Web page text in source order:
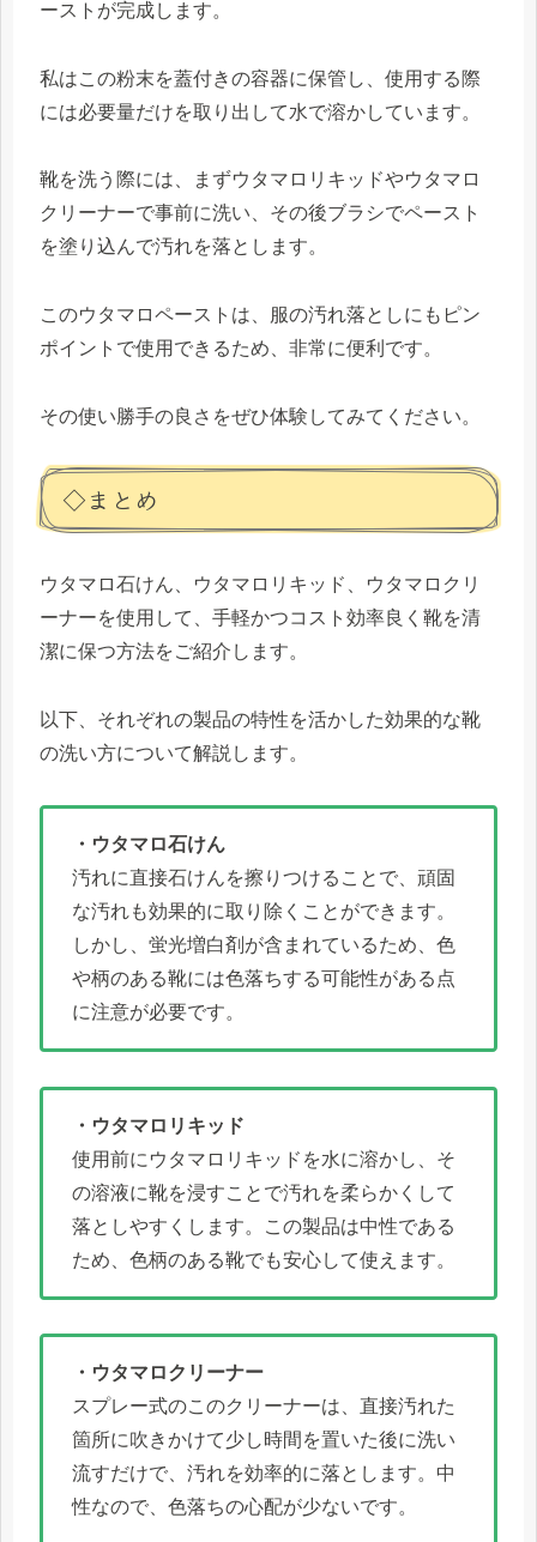
ーストが完成します。
私はこの粉末を蓋付きの容器に保管し、使用する際
には必要量だけを取り出して水で溶かしています。
靴を洗う際には、まずウタマロリキッドやウタマロ
クリーナーで事前に洗い、その後ブラシでペースト
を塗り込んで汚れを落とします。
このウタマロペーストは、服の汚れ落としにもピン
ポイントで使用できるため、非常に便利です。
その使い勝手の良さをぜひ体験してみてください。
◇まとめ
ウタマロ石けん、ウタマロリキッド、ウタマロクリ
ーナーを使用して、手軽かつコスト効率良く靴を清
潔に保つ方法をご紹介します。
以下、それぞれの製品の特性を活かした効果的な靴
の洗い方について解説します。
・ウタマロ石けん
汚れに直接石けんを擦りつけることで、頑固
な汚れも効果的に取り除くことができます。
しかし、蛍光増白剤が含まれているため、色
や柄のある靴には色落ちする可能性がある点
に注意が必要です。
・ウタマロリキッド
使用前にウタマロリキッドを水に溶かし、そ
の溶液に靴を浸すことで汚れを柔らかくして
落としやすくします。この製品は中性である
ため、色柄のある靴でも安心して使えます。
・ウタマロクリーナー
スプレー式のこのクリーナーは、直接汚れた
箇所に吹きかけて少し時間を置いた後に洗い
流すだけで、汚れを効率的に落とします。中
性なので、色落ちの心配が少ないです。